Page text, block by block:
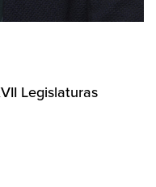
Legislaturas